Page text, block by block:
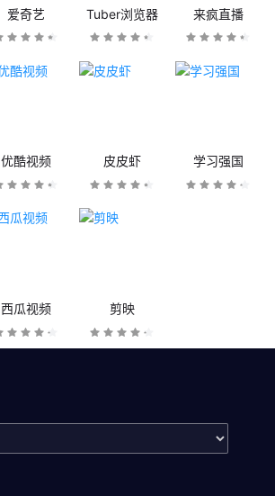
爱奇艺 Tuber浏览器 来疯直播
优酷视频 皮皮虾 学习强国
西瓜视频 剪映